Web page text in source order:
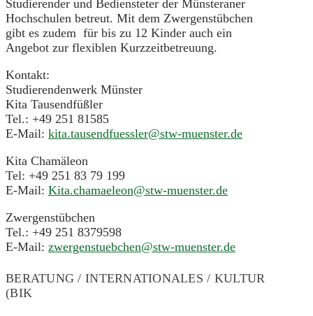
Studierender und Bediensteter der Münsteraner
Hochschulen betreut. Mit dem Zwergenstübchen
gibt es zudem für bis zu 12 Kinder auch ein
Angebot zur flexiblen Kurzzeitbetreuung.
Kontakt:
Studierendenwerk Münster
Kita Tausendfüßler
Tel.: +49 251 81585
E-Mail: kita.tausendfuessler@stw-muenster.de
Kita Chamäleon
Tel: +49 251 83 79 199
E-Mail: Kita.chamaeleon@stw-muenster.de
Zwergenstübchen
Tel.: +49 251 8379598
E-Mail: zwergenstuebchen@stw-muenster.de
BERATUNG / INTERNATIONALES / KULTUR
(BIK